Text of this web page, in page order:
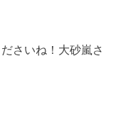
さいね！大砂嵐さ